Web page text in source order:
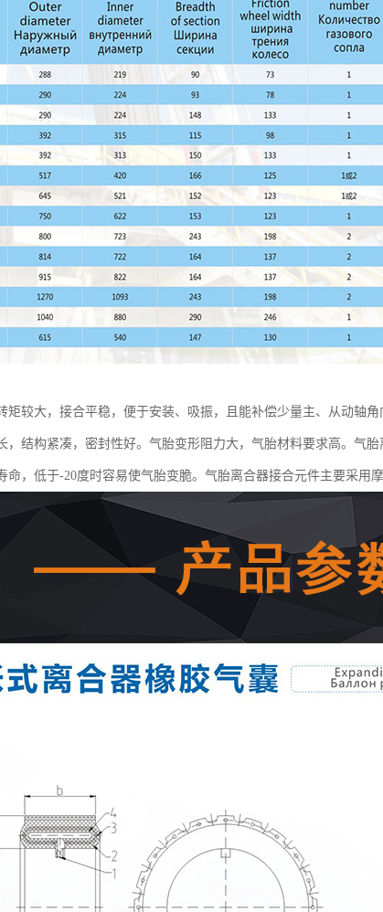
矩较大，接合平稳，便于安装、吸振，且能补偿少量主、从动轴
，结构紧凑，密封性好。气胎变形阻力大，气胎材料要求高。气
命，低于-20度时容易使气胎变脆。气胎离合器接合元件主要采用摩